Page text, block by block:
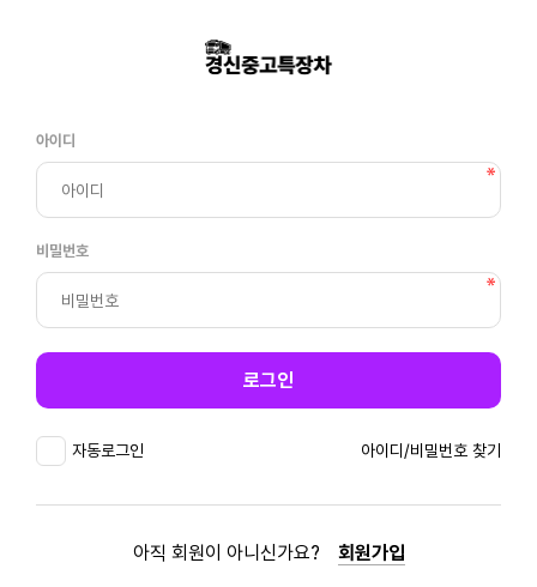
아이디
비밀번호
로그인
자동로그인 아이디/비밀번호 찾기
아직 회원이 아니신가요? 회원가입